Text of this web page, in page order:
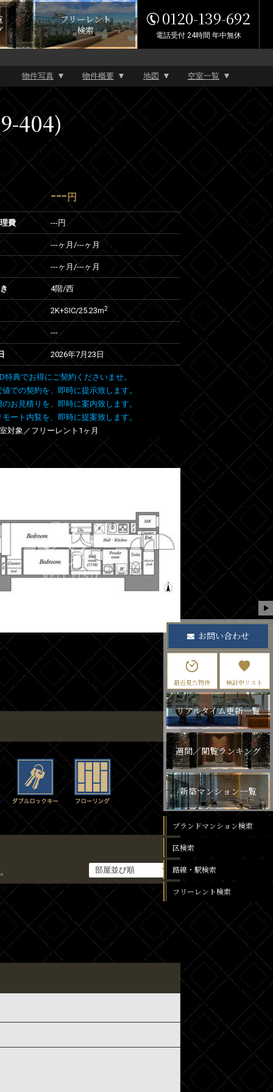
フリーレント
検索
0120-139-692
電話受付 24時間 年中無休
物件写真 物件概要 地図 空室一覧
404)
--- 円
費 ---円
---ヶ月 /---ヶ月
---ヶ月 /---ヶ月
4階/西
2K+SIC/25.23m2
---
2026年7月23日
特典でお得にご契約くださいませ。
での契約を、即時に提示致します。
お見積りを、即時に案内致します。
ート内覧を、即時に提案致します。
対象／フリーレント1ヶ月
お問い合わせ
最近見た物件 検討中リスト
リアルタイム更新一覧
週間／閲覧ランキング
新築マンション一覧
ブランドマンション検索
区検索
路線・駅検索
フリーレント検索